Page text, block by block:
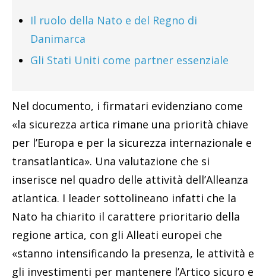
Il ruolo della Nato e del Regno di
Danimarca
Gli Stati Uniti come partner essenziale
Nel documento, i firmatari evidenziano come
«la sicurezza artica rimane una priorità chiave
per l’Europa e per la sicurezza internazionale e
transatlantica». Una valutazione che si
inserisce nel quadro delle attività dell’Alleanza
atlantica. I leader sottolineano infatti che la
Nato ha chiarito il carattere prioritario della
regione artica, con gli Alleati europei che
«stanno intensificando la presenza, le attività e
gli investimenti per mantenere l’Artico sicuro e